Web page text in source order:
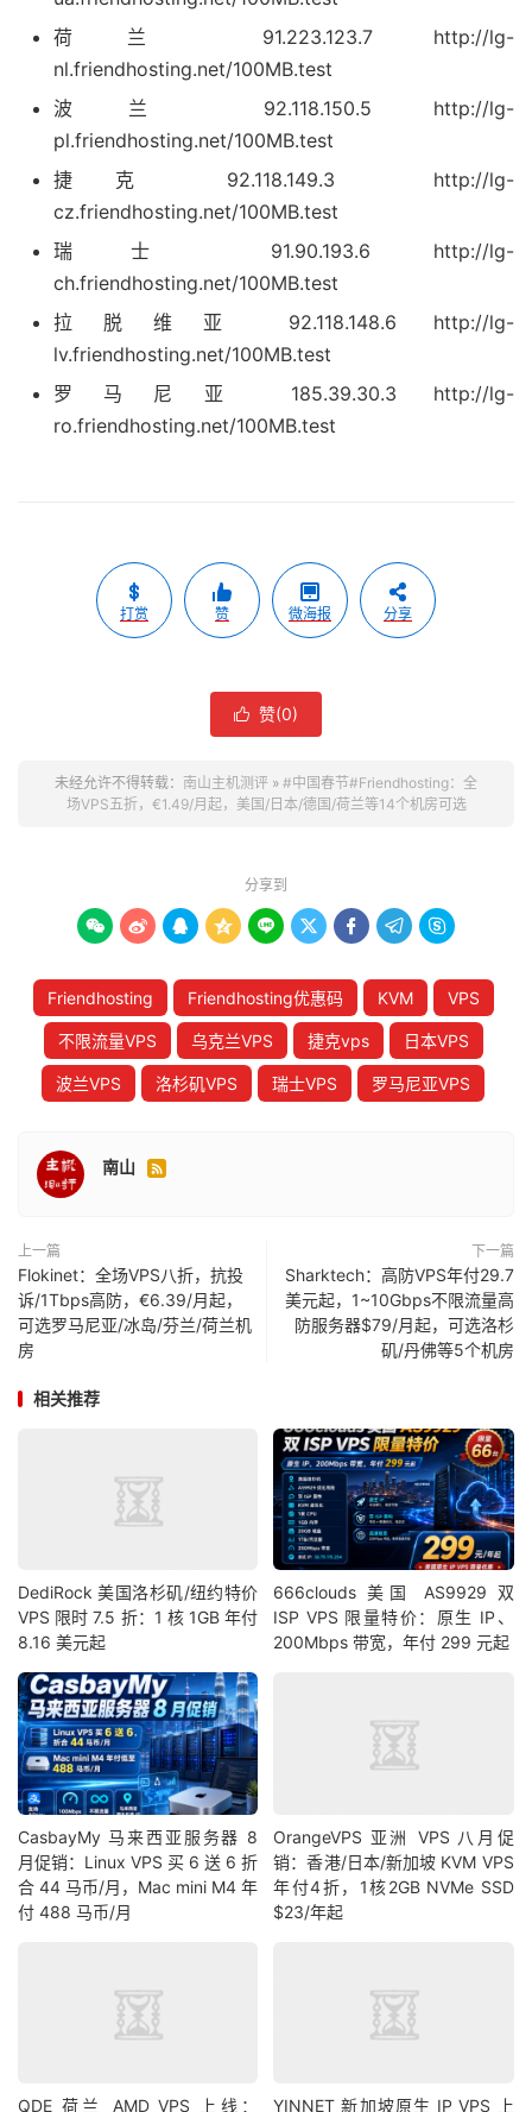
荷兰 91.223.123.7 http://lg-
nl.friendhosting.net/100MB.test
波兰 92.118.150.5 http://lg-
pl.friendhosting.net/100MB.test
捷克 92.118.149.3 http://lg-
cz.friendhosting.net/100MB.test
瑞士 91.90.193.6 http://lg-
ch.friendhosting.net/100MB.test
拉脱维亚 92.118.148.6 http://lg-
lv.friendhosting.net/100MB.test
罗马尼亚 185.39.30.3 http://lg-
ro.friendhosting.net/100MB.test
打赏 赞 微海报 分享
 赞(0)
未经允许不得转载： 南山主机测评 » #中国春节#Friendhosting：全
场VPS五折，€1.49/月起，美国/日本/德国/荷兰等14个机房可选
分享到
        
Friendhosting Friendhosting优惠码 KVM VPS
不限流量VPS 乌克兰VPS 捷克vps 日本VPS
波兰VPS 洛杉矶VPS 瑞士VPS 罗马尼亚VPS
南山 
上一篇
Flokinet：全场VPS八折，抗投
诉/1Tbps高防，€6.39/月起，
可选罗马尼亚/冰岛/芬兰/荷兰机
房
下一篇
Sharktech：高防VPS年付29.7
美元起，1~10Gbps不限流量高
防服务器$79/月起，可选洛杉
矶/丹佛等5个机房
相关推荐
DediRock 美国洛杉矶/纽约特价
VPS 限时 7.5 折：1 核 1GB 年付
8.16 美元起
666clouds 美国 AS9929 双
ISP VPS 限量特价：原生 IP、
200Mbps 带宽，年付 299 元起
CasbayMy 马来西亚服务器 8
月促销：Linux VPS 买 6 送 6 折
合 44 马币/月，Mac mini M4 年
付 488 马币/月
OrangeVPS 亚洲 VPS 八月促
销：香港/日本/新加坡 KVM VPS
年付4折，1核2GB NVMe SSD
$23/年起
QDE 荷兰 AMD VPS 上线：
YINNET 新加坡原生 IP VPS 上